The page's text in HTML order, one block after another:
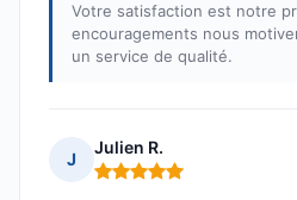
Votre satisfaction est notre
encouragements nous
un service de qualité.
J
Julien R.
Note : 5 sur 5